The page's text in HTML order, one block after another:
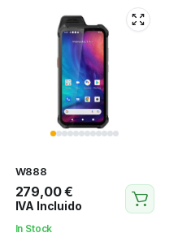
W888
279,00€
IVA Incluido
In Stock